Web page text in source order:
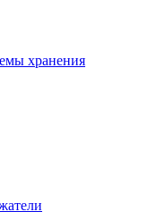
хранения